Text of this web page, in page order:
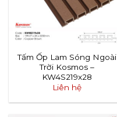
Tấm Ốp Lam Sóng Ngoài
Trời Kosmos –
KW4S219x28
Liên hệ